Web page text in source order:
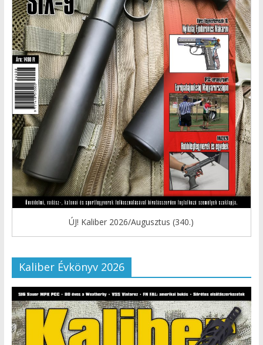
ÚJ! Kaliber 2026/Augusztus (340.)
Kaliber Évkönyv 2026